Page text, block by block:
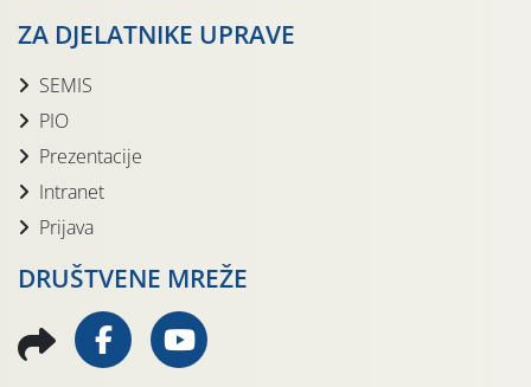
ZA DJELATNIKE UPRAVE
SEMIS
PIO
Prezentacije
Intranet
Prijava
DRUŠTVENE MREŽE